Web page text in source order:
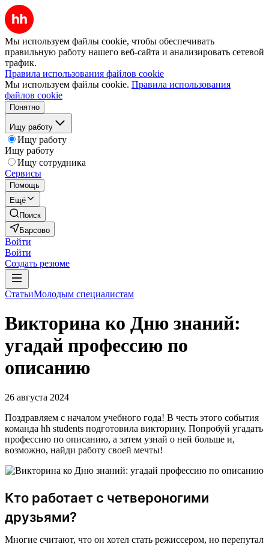
Мы используем файлы cookie, чтобы обеспечивать
правильную работу нашего веб-сайта и анализировать сетевой
трафик.
Правила использования файлов cookie
Мы используем файлы cookie. Правила использования
файлов cookie
Понятно
Ищу работу
Ищу работу
Ищу работу
Ищу сотрудника
Сервисы
Помощь
Ещё
Поиск
Барсово
Войти
Войти
Создать резюме
СтатьиМолодым специалистам
Викторина ко Дню знаний:
угадай профессию по
описанию
26 августа 2024
Поздравляем с началом учебного года! В честь этого события
команда hh students подготовила викторину. Попробуй угадать
профессию по описанию, а затем узнай о ней больше и,
возможно, найди работу своей мечты!
Кто работает с четвероногими
друзьями?
Многие считают, что он хотел стать режиссером, но перепутал